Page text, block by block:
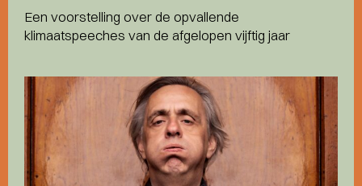
Een voorstelling over de opvallende
klimaatspeeches van de afgelopen vijftig jaar